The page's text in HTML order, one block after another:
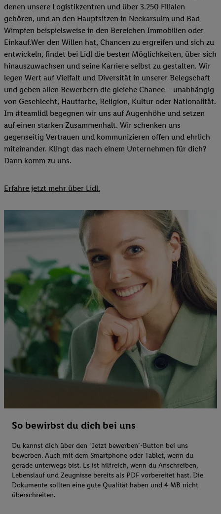
denen unsere Logistikzentren und über 3.250 Filialen
gehören, und an den Hauptsitzen in Neckarsulm und Bad
Wimpfen beispielsweise in den Bereichen Immobilien oder
Einkauf.Wer den Willen hat, Chancen zu ergreifen und sich zu
entwickeln, findet bei Lidl die besten Möglichkeiten, über sich
hinauszuwachsen und seine Karriere selbst zu gestalten. Wir
legen Wert auf Vielfalt und Diversität in unserer Belegschaft
und geben allen Bewerbern die gleiche Chance – unabhängig
von Geschlecht, Hautfarbe, Religion, Kultur oder Nationalität.
Im #teamlidl begegnen wir uns auf Augenhöhe und setzen
auf einen starken Zusammenhalt. Wir schenken uns
gegenseitig Vertrauen und kommunizieren offen und ehrlich
miteinander. Klingt das nach einem Unternehmen für dich?
Dann komm zu uns.​
Erfahre jetzt mehr über Lidl.
So bewirbst du dich bei uns
Du kannst dich über den "Jetzt bewerben"-Button bei uns
bewerben. Auch mit dem Smartphone oder Tablet, wenn du
gerade unterwegs bist. Es ist hilfreich, wenn du Anschreiben,
Lebenslauf und Zeugnisse bereits als PDF vorbereitet hast. Die
Dokumente sollten eine gute Qualität haben und 4 MB nicht
überschreiten.